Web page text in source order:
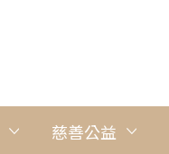
慈善公益